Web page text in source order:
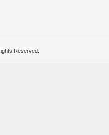
Reserved.